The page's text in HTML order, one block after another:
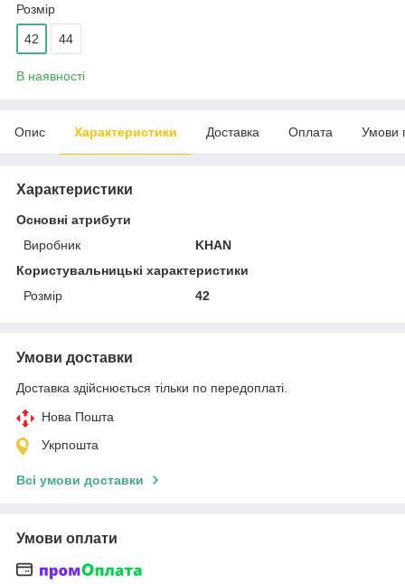
Розмір
42 44
В наявності
Опис Характеристики Доставка Оплата Умови
Характеристики
Основні атрибути
Виробник
KHAN
Користувальницькі характеристики
Розмір
42
Умови доставки
Доставка здійснюється тільки по передоплаті.
Нова Пошта
Укрпошта
Всі умови доставки
Умови оплати